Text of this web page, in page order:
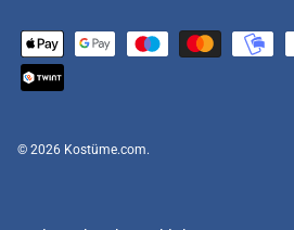
© 2026 Kostüme.com.